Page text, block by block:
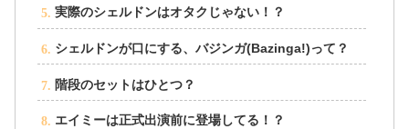
実際のシェルドンはオタクじゃない！？
シェルドンが口にする、バジンガ(Bazinga!)って？
階段のセットはひとつ？
エイミーは正式出演前に登場してる！？